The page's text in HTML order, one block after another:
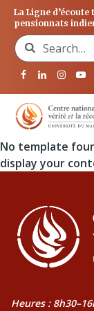
La Ligne
pensionnats
Search for:
No template
display your
Heures :